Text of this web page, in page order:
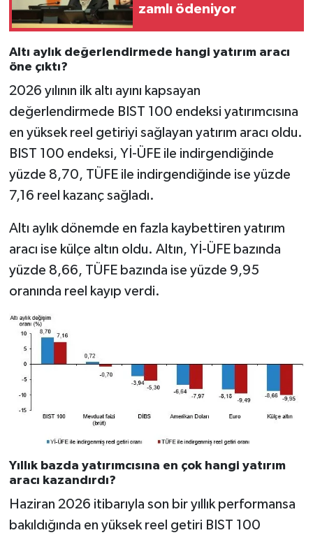
zamlı ödeniyor
Altı aylık değerlendirmede hangi yatırım aracı
öne çıktı?
2026 yılının ilk altı ayını kapsayan
değerlendirmede BIST 100 endeksi yatırımcısına
en yüksek reel getiriyi sağlayan yatırım aracı oldu.
BIST 100 endeksi, Yİ-ÜFE ile indirgendiğinde
yüzde 8,70, TÜFE ile indirgendiğinde ise yüzde
7,16 reel kazanç sağladı.
Altı aylık dönemde en fazla kaybettiren yatırım
aracı ise külçe altın oldu. Altın, Yİ-ÜFE bazında
yüzde 8,66, TÜFE bazında ise yüzde 9,95
oranında reel kayıp verdi.
Yıllık bazda yatırımcısına en çok hangi yatırım
aracı kazandırdı?
Haziran 2026 itibarıyla son bir yıllık performansa
bakıldığında en yüksek reel getiri BIST 100